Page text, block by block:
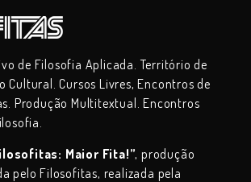
de Filosofia Aplicada. Território de
Cultural. Cursos Livres, Encontros de
Produção Multitextual. Encontros
Maior Fita!”, produção
pelo Filosofitas, realizada pela